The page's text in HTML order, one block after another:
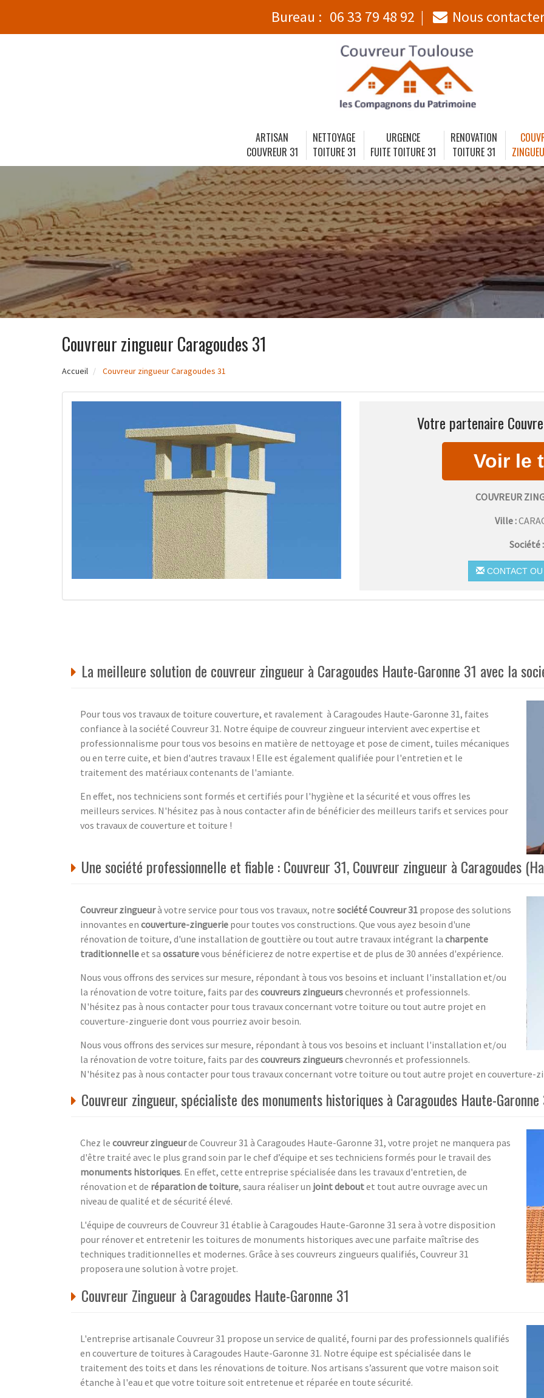
Bureau : 06 33 79 48 92 Nous contacter
ARTISAN
COUVREUR 31
NETTOYAGE
TOITURE 31
URGENCE
FUITE TOITURE 31
RENOVATION
TOITURE 31
Couvreur zingueur Caragoudes 31
Accueil Couvreur zingueur Caragoudes 31
Votre partenaire
COUVREUR
Ville :
Société
CONTACT OU
La meilleure solution de couvreur zingueur à Caragoudes Haute-Garonne 31 avec la
Pour tous vos travaux de toiture couverture, et ravalement à Caragoudes Haute-Garonne 31, faites
confiance à la société Couvreur 31. Notre équipe de couvreur zingueur intervient avec expertise et
professionnalisme pour tous vos besoins en matière de nettoyage et pose de ciment, tuiles mécaniques
ou en terre cuite, et bien d'autres travaux ! Elle est également qualifiée pour l'entretien et le
traitement des matériaux contenants de l'amiante.
En effet, nos techniciens sont formés et certifiés pour l'hygiène et la sécurité et vous offres les
meilleurs services. N'hésitez pas à nous contacter afin de bénéficier des meilleurs tarifs et services pour
vos travaux de couverture et toiture !
Une société professionnelle et fiable : Couvreur 31, Couvreur zingueur à Caragoudes
Couvreur zingueurà votre service pour tous vos travaux, notre société Couvreur 31 propose des solutions
innovantes en couverture-zinguerie pour toutes vos constructions. Que vous ayez besoin d'une
rénovation de toiture, d'une installation de gouttière ou tout autre travaux intégrant la charpente
traditionnelleet sa ossaturevous bénéficierez de notre expertise et de plus de 30 années d'expérience.
Nous vous offrons des services sur mesure, répondant à tous vos besoins et incluant l'installation et/ou
la rénovation de votre toiture, faits par des couvreurs zingueurschevronnés et professionnels.
N'hésitez pas à nous contacter pour tous travaux concernant votre toiture ou tout autre projet en
couverture-zinguerie dont vous pourriez avoir besoin.
Nous vous offrons des services sur mesure, répondant à tous vos besoins et incluant l'installation et/ou
la rénovation de votre toiture, faits par des couvreurs zingueurschevronnés et professionnels.
N'hésitez pas à nous contacter pour tous travaux concernant votre toiture ou tout autre projet en couverture-
Couvreur zingueur, spécialiste des monuments historiques à Caragoudes Haute-Garonne
Chez le couvreur zingueurde Couvreur 31 à Caragoudes Haute-Garonne 31, votre projet ne manquera pas
d'être traité avec le plus grand soin par le chef d’équipe et ses techniciens formés pour le travail des
monuments historiques. En effet, cette entreprise spécialisée dans les travaux d'entretien, de
rénovation et de réparation de toiture, saura réaliser un joint deboutet tout autre ouvrage avec un
niveau de qualité et de sécurité élevé.
L'équipe de couvreurs de Couvreur 31 établie à Caragoudes Haute-Garonne 31 sera à votre disposition
pour rénover et entretenir les toitures de monuments historiques avec une parfaite maîtrise des
techniques traditionnelles et modernes. Grâce à ses couvreurs zingueurs qualifiés, Couvreur 31
proposera une solution à votre projet.
Couvreur Zingueur à Caragoudes Haute-Garonne 31
L'entreprise artisanale Couvreur 31 propose un service de qualité, fourni par des professionnels qualifiés
en couverture de toitures à Caragoudes Haute-Garonne 31. Notre équipe est spécialisée dans le
traitement des toits et dans les rénovations de toiture. Nos artisans s’assurent que votre maison soit
étanche à l'eau et que votre toiture soit entretenue et réparée en toute sécurité.